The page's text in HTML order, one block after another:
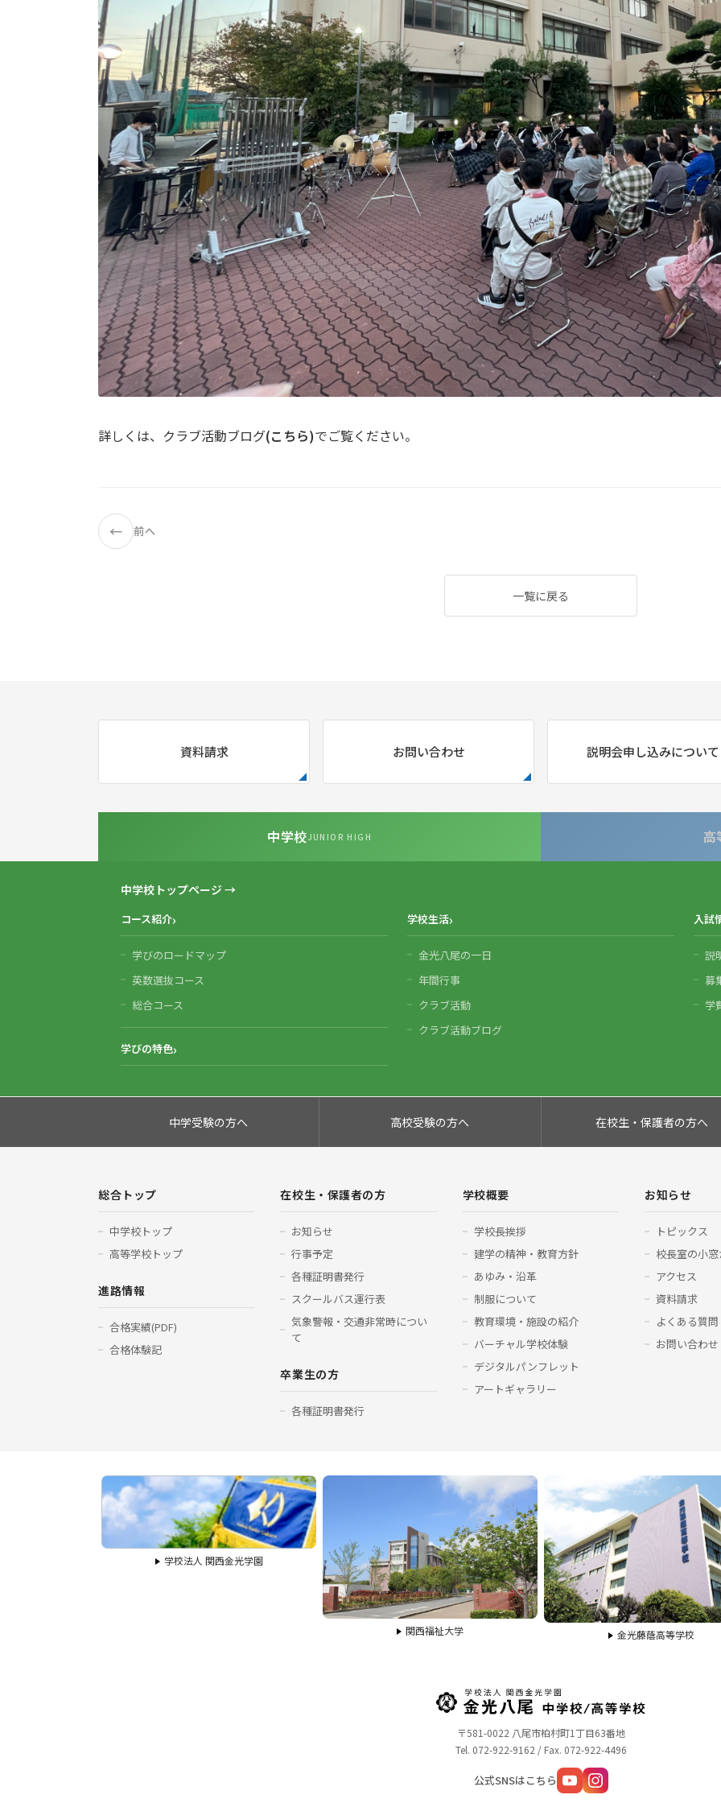
詳しくは、クラブ活動ブログ(こちら)でご覧ください。
← 前へ
一覧に戻る
資料請求 お問い合わせ 説明会申し込みについて
中学校JUNIOR HIGH 高
中学校トップページ →
コース紹介
学びのロードマップ
英数選抜コース
総合コース
学びの特色
学校生活
金光八尾の一日
年間行事
クラブ活動
クラブ活動ブログ
入試
説
募
学
中学受験の方へ 高校受験の方へ 在校生・保護者の方へ
総合トップ
中学校トップ
高等学校トップ
進路情報
合格実績(PDF)
合格体験記
在校生・保護者の方
お知らせ
行事予定
各種証明書発行
スクールバス運行表
気象警報・交通非常時につい
て
卒業生の方
各種証明書発行
学校概要
学校長挨拶
建学の精神・教育方針
あゆみ・沿革
制服について
教育環境・施設の紹介
バーチャル学校体験
デジタルパンフレット
アートギャラリー
お知らせ
トピックス
校長室の小
アクセス
資料請求
よくある質問
お問い合わせ
学校法人 関西金光学園
関西福祉大学 金光藤蔭高等学校
〒581-0022 八尾市柏村町1丁目63番地
Tel. 072-922-9162 / Fax. 072-922-4496
公式SNSはこちら